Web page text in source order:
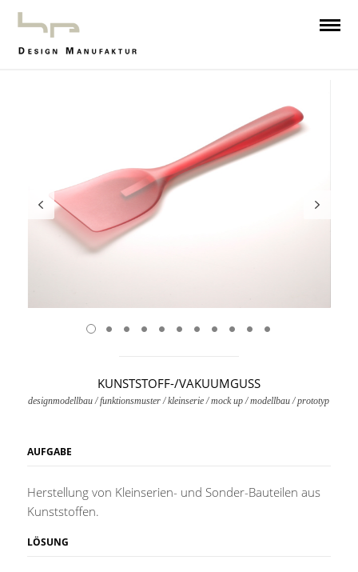
KUNSTSTOFF-/VAKUUMGUSS
designmodellbau / funktionsmuster / kleinserie / mock up / modellbau / prototyp
AUFGABE
Herstellung von Kleinserien- und Sonder-Bauteilen aus
Kunststoffen.
LÖSUNG